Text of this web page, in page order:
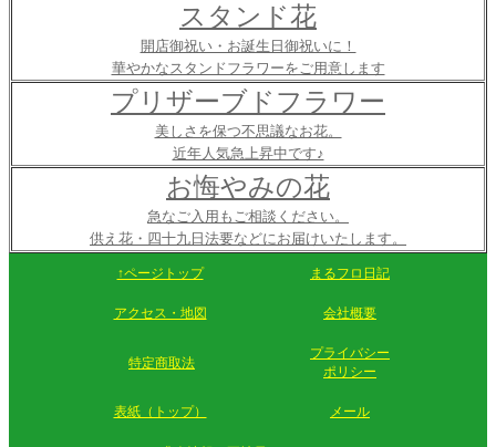
スタンド花
開店御祝い・お誕生日御祝いに！
華やかなスタンドフラワーをご用意します
プリザーブドフラワー
美しさを保つ不思議なお花。
近年人気急上昇中です♪
お悔やみの花
急なご入用もご相談ください。
供え花・四十九日法要などにお届けいたします。
↑ページトップ まるフロ日記
アクセス・地図 会社概要
特定商取法
プライバシー
ポリシー
表紙（トップ） メール